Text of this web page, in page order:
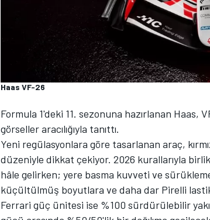
Haas VF-26
Formula 1'deki 11. sezonuna hazırlanan Haas,
görseller aracılığıyla tanıttı.
Yeni regülasyonlara göre tasarlanan araç,
düzeniyle dikkat çekiyor. 2026 kurallarıyla
hâle gelirken; yere basma kuvveti ve
küçültülmüş boyutlara ve daha dar Pirelli
Ferrari güç ünitesi ise %100 sürdürülebilir